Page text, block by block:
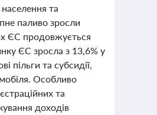
та
паливо зросли
ЄС продовжується
ЄС зросла з 13,6% у
пільги та субсидії,
Особливо
та
доходів